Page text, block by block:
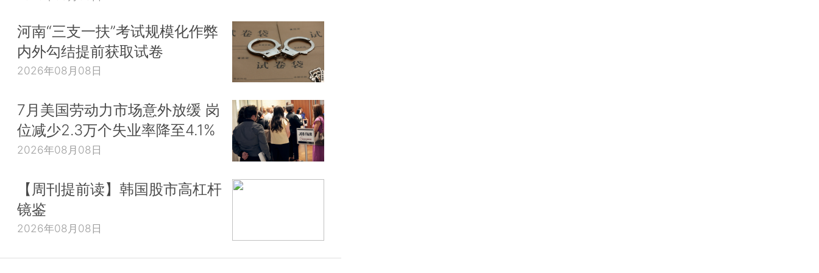
河南“三支一扶”考试规模化作弊
内外勾结提前获取试卷
2026年08月08日
7月美国劳动力市场意外放缓 岗
位减少2.3万个失业率降至4.1%
2026年08月08日
【周刊提前读】韩国股市高杠杆
镜鉴
2026年08月08日